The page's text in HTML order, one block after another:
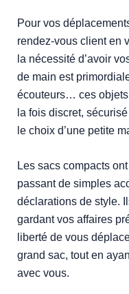
Pour vos
rendez-vous client en
la nécessité d’avoir
de main est
écouteurs… ces
la fois discret,
le choix d’une petite
Les sacs compacts
passant de simples
déclarations de style.
gardant vos affaires
liberté de vous
grand sac, tout en
avec vous.